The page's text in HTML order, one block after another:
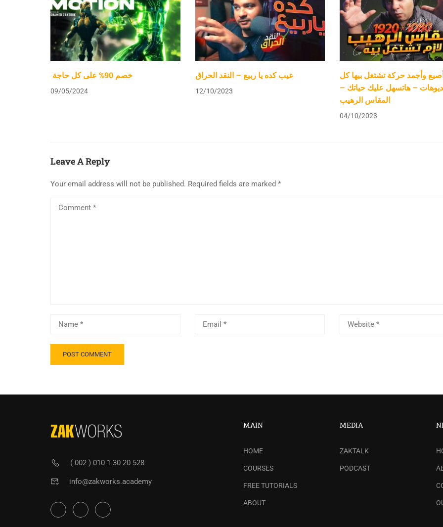
خصم 90% على كل حاجة
09/05/2024
عيب كده يا ربيع – النقد الحراق
12/10/2023
وأجمد حركة تشتغل بيها كل
– هاتسهل عليك حياتك –
المقاس الرهيب
04/10/2023
Leave A Reply
Your email address will not be published. Required fields are marked *
( 002 ) 010 1 30 20 528
info@zakworks.academy
MAIN
HOME
COURSES
FREE TUTORIALS
ABOUT
MEDIA
ZAKTALK
PODCAST